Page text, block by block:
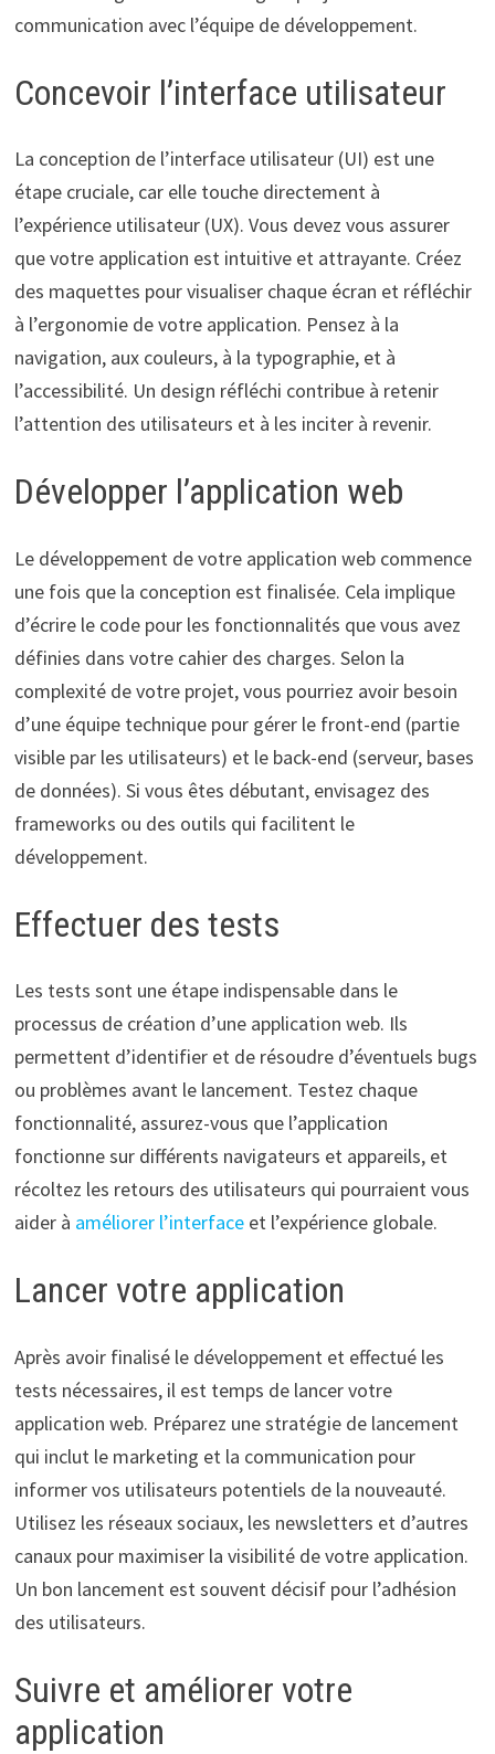
communication avec l’équipe de développement.
Concevoir l’interface utilisateur
La conception de l’interface utilisateur (UI) est une
étape cruciale, car elle touche directement à
l’expérience utilisateur (UX). Vous devez vous assurer
que votre application est intuitive et attrayante. Créez
des maquettes pour visualiser chaque écran et réfléchir
à l’ergonomie de votre application. Pensez à la
navigation, aux couleurs, à la typographie, et à
l’accessibilité. Un design réfléchi contribue à retenir
l’attention des utilisateurs et à les inciter à revenir.
Développer l’application web
Le développement de votre application web commence
une fois que la conception est finalisée. Cela implique
d’écrire le code pour les fonctionnalités que vous avez
définies dans votre cahier des charges. Selon la
complexité de votre projet, vous pourriez avoir besoin
d’une équipe technique pour gérer le front-end (partie
visible par les utilisateurs) et le back-end (serveur, bases
de données). Si vous êtes débutant, envisagez des
frameworks ou des outils qui facilitent le
développement.
Effectuer des tests
Les tests sont une étape indispensable dans le
processus de création d’une application web. Ils
permettent d’identifier et de résoudre d’éventuels bugs
ou problèmes avant le lancement. Testez chaque
fonctionnalité, assurez-vous que l’application
fonctionne sur différents navigateurs et appareils, et
récoltez les retours des utilisateurs qui pourraient vous
aider à améliorer l’interfaceet l’expérience globale.
Lancer votre application
Après avoir finalisé le développement et effectué les
tests nécessaires, il est temps de lancer votre
application web. Préparez une stratégie de lancement
qui inclut le marketing et la communication pour
informer vos utilisateurs potentiels de la nouveauté.
Utilisez les réseaux sociaux, les newsletters et d’autres
canaux pour maximiser la visibilité de votre application.
Un bon lancement est souvent décisif pour l’adhésion
des utilisateurs.
Suivre et améliorer votre
application